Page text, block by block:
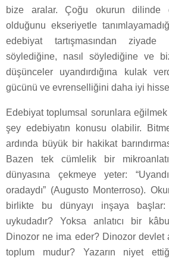
bize aralar. Çoğu okurun dilinde
olduğunu ekseriyetle
edebiyat tartışmasından
söylediğine, nasıl söylediğine ve
düşünceler uyandırdığına kulak
gücünü ve evrenselliğini daha iyi
Edebiyat toplumsal sorunlara
şey edebiyatın konusu olabilir.
ardında büyük bir hakikat
Bazen tek cümlelik bir
dünyasına çekmeye yeter:
oradaydı” (Augusto Monterroso).
birlikte bu dünyayı inşaya
uykudadır? Yoksa anlatıcı bir
Dinozor ne ima eder? Dinozor devlet
toplum mudur? Yazarın niyet